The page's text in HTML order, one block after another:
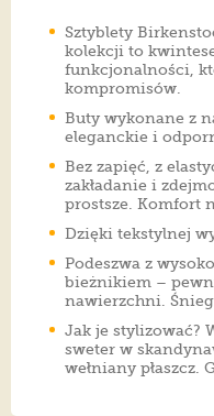
Sztyblety
kolekcji to
funkcjonalności,
kompromisów.
Buty wykonane z
eleganckie i
Bez zapięć, z
zakładanie i
prostsze. Komfort
Dzięki tekstylnej
Podeszwa z
bieżnikiem –
nawierzchni.
Jak je stylizować?
sweter w
wełniany płaszcz.